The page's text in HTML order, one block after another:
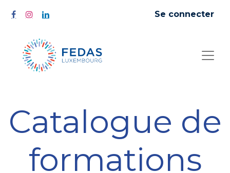
Se connecter
Catalogue de
formations